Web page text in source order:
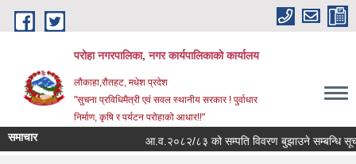
Skip to main content
परोहा नगरपालिका, नगर कार्यपालिकाको कार्यालय
लौकाहा,रौतहट, मधेश प्रदेश
"सुचना प्रविधिमैत्री एवं सवल स्थानीय सरकार ! पुर्वाधार
निर्माण, कृषि र पर्यटन परोहाको आधार!!"
समाचार आ.व.२०८२/८३ को सम्पति विवरण बुझाउने सम्बन्धि